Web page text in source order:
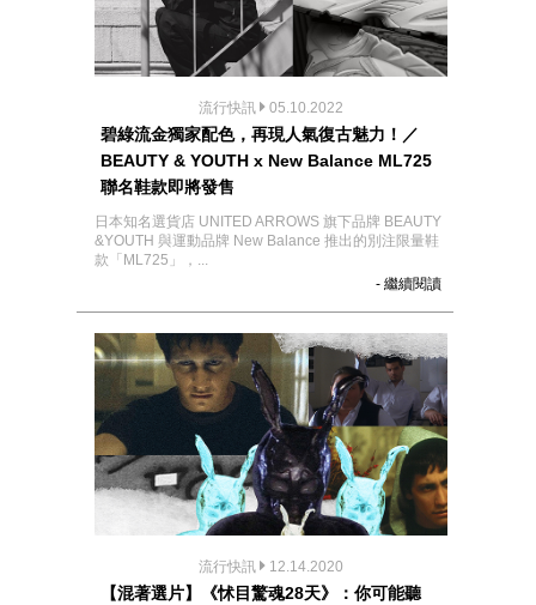
流行快訊 05.10.2022
碧綠流金獨家配色，再現人氣復古魅力！／
BEAUTY & YOUTH x New Balance ML725
聯名鞋款即將發售
日本知名選貨店 UNITED ARROWS 旗下品牌 BEAUTY
&YOUTH 與運動品牌 New Balance 推出的別注限量鞋
款「ML725」，...
- 繼續閱讀
流行快訊 12.14.2020
【混著選片】《怵目驚魂28天》：你可能聽